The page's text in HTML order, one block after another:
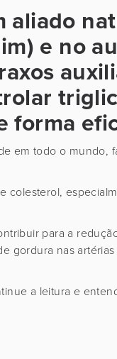
aliado
e no
forma
em todo o mundo,
colesterol,
para a
gordura nas
a leitura e